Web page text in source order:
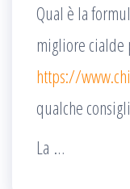
Qual è la
migliore cialde
https://
qualche
La …